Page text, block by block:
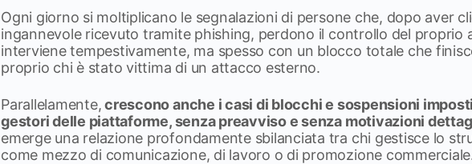
Ogni giorno si moltiplicano le segnalazioni di persone che, dopo aver
ingannevole ricevuto tramite phishing, perdono il controllo del proprio
interviene tempestivamente, ma spesso con un blocco totale che
proprio chi è stato vittima di un attacco esterno.
Parallelamente,crescono anche i casi di blocchi e sospensioni
gestori delle piattaforme, senza preavviso e senza motivazioni
emerge una relazione profondamente sbilanciata tra chi gestisce lo
come mezzo di comunicazione, di lavoro o di promozione